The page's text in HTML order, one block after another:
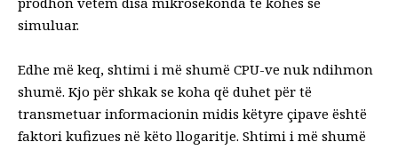
simuluar.
Edhe më keq, shtimi i më shumë CPU-ve nuk ndihmon
shumë. Kjo për shkak se koha që duhet për të
transmetuar informacionin midis këtyre çipave është
faktori kufizues në këto llogaritje. Shtimi i më shumë